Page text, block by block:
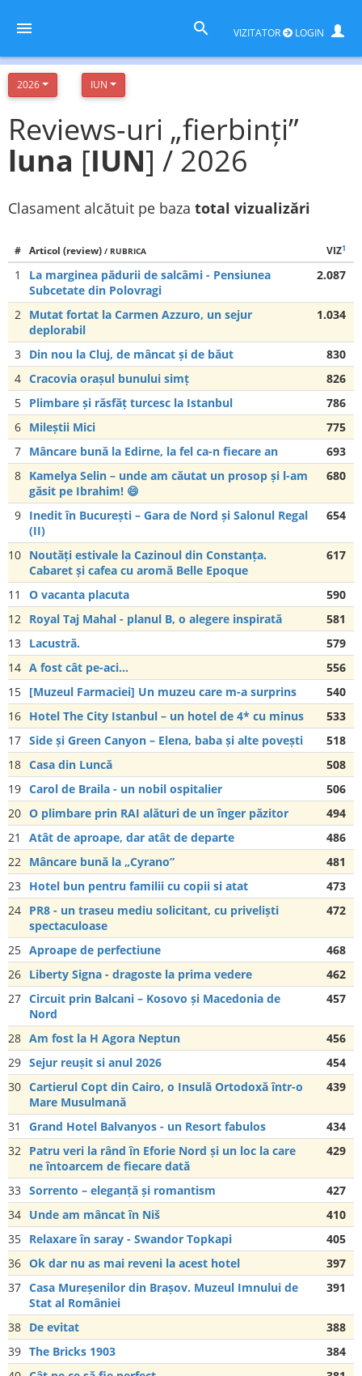
VIZITATOR LOGIN
2026 IUN
Reviews-uri „fierbinți”
luna [IUN] / 2026
Clasament alcătuit pe baza total vizualizări
# Articol (review) / RUBRICA VIZ1
1
La marginea pădurii de salcâmi - Pensiunea
Subcetate din Polovragi
2.087
2 Mutat fortat la Carmen Azzuro, un sejur
deplorabil
1.034
3 Din nou la Cluj, de mâncat și de băut
830
4 Cracovia orașul bunului simț
826
5 Plimbare și răsfăț turcesc la Istanbul
786
6 Mileștii Mici
775
7 Mâncare bună la Edirne, la fel ca-n fiecare an
693
8 Kamelya Selin – unde am căutat un prosop și l-am
găsit pe Ibrahim! 😄
680
9 Inedit în București – Gara de Nord și Salonul Regal
(II)
654
10 Noutăți estivale la Cazinoul din Constanța.
Cabaret și cafea cu aromă Belle Epoque
617
11 O vacanta placuta
590
12 Royal Taj Mahal - planul B, o alegere inspirată
581
13 Lacustră.
579
14 A fost cât pe-aci…
556
15 [Muzeul Farmaciei] Un muzeu care m-a surprins
540
16 Hotel The City Istanbul – un hotel de 4* cu minus
533
17 Side și Green Canyon – Elena, baba și alte povești
518
18 Casa din Luncă
508
19 Carol de Braila - un nobil ospitalier
506
20 O plimbare prin RAI alături de un înger păzitor
494
21
Atât de aproape, dar atât de departe
486
22 Mâncare bună la „Cyrano”
481
23 Hotel bun pentru familii cu copii si atat
473
24 PR8 - un traseu mediu solicitant, cu priveliști
spectaculoase
472
25 Aproape de perfectiune
468
26 Liberty Signa - dragoste la prima vedere
462
27 Circuit prin Balcani – Kosovo și Macedonia de
Nord
457
28 Am fost la H Agora Neptun
456
29 Sejur reușit si anul 2026
454
30 Cartierul Copt din Cairo, o Insulă Ortodoxă într-o
Mare Musulmană
439
31 Grand Hotel Balvanyos - un Resort fabulos
434
32 Patru veri la rând în Eforie Nord și un loc la care
ne întoarcem de fiecare dată
429
33 Sorrento – eleganță și romantism
427
34 Unde am mâncat în Niš
410
35 Relaxare în saray - Swandor Topkapi
405
36 Ok dar nu as mai reveni la acest hotel
397
37 Casa Mureșenilor din Brașov. Muzeul Imnului de
Stat al României
391
38 De evitat
388
39 The Bricks 1903
384